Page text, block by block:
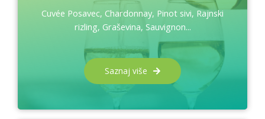
Cuvée Posavec, Chardonnay, Pinot sivi, Rajnski
rizling, Graševina, Sauvignon...
Saznaj više